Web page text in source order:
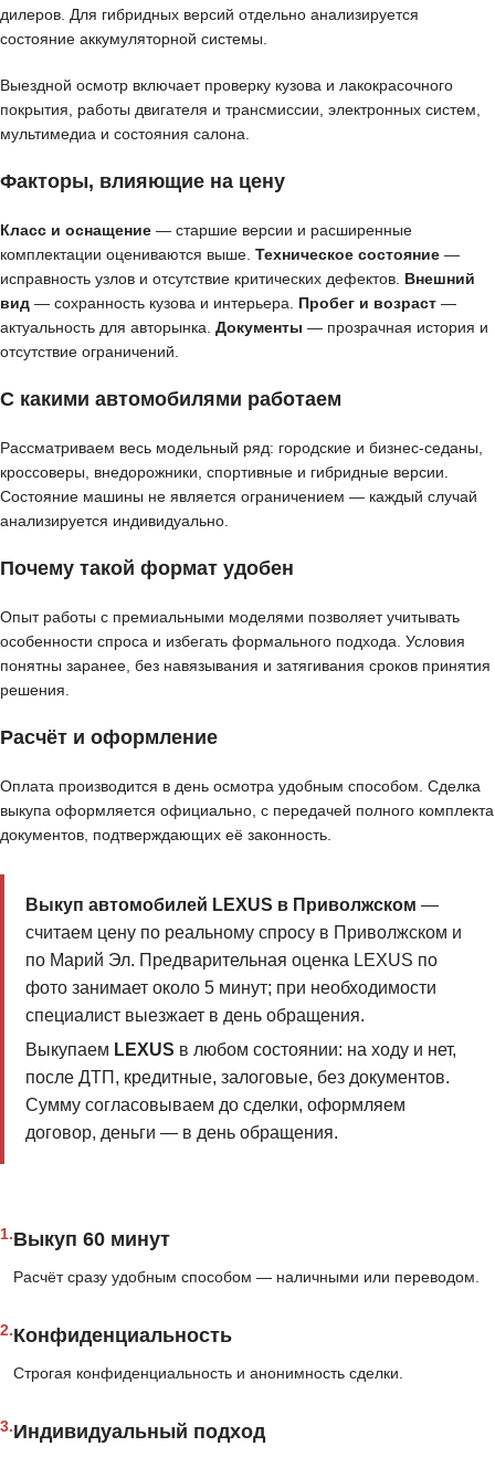
дилеров. Для гибридных версий отдельно анализируется
состояние аккумуляторной системы.
Выездной осмотр включает проверку кузова и лакокрасочного
покрытия, работы двигателя и трансмиссии, электронных систем,
мультимедиа и состояния салона.
Факторы, влияющие на цену
Класс и оснащение — старшие версии и расширенные
комплектации оцениваются выше. Техническое состояние —
исправность узлов и отсутствие критических дефектов. Внешний
вид — сохранность кузова и интерьера. Пробег и возраст —
актуальность для авторынка. Документы — прозрачная история и
отсутствие ограничений.
С какими автомобилями работаем
Рассматриваем весь модельный ряд: городские и бизнес-седаны,
кроссоверы, внедорожники, спортивные и гибридные версии.
Состояние машины не является ограничением — каждый случай
анализируется индивидуально.
Почему такой формат удобен
Опыт работы с премиальными моделями позволяет учитывать
особенности спроса и избегать формального подхода. Условия
понятны заранее, без навязывания и затягивания сроков принятия
решения.
Расчёт и оформление
Оплата производится в день осмотра удобным способом. Сделка
выкупа оформляется официально, с передачей полного комплекта
документов, подтверждающих её законность.
Выкуп автомобилей LEXUS в Приволжском —
считаем цену по реальному спросу в Приволжском и
по Марий Эл. Предварительная оценка LEXUS по
фото занимает около 5 минут; при необходимости
специалист выезжает в день обращения.
Выкупаем LEXUS в любом состоянии: на ходу и нет,
после ДТП, кредитные, залоговые, без документов.
Сумму согласовываем до сделки, оформляем
договор, деньги — в день обращения.
1.Выкуп 60 минут
Расчёт сразу удобным способом — наличными или переводом.
2.Конфиденциальность
Строгая конфиденциальность и анонимность сделки.
3.Индивидуальный подход